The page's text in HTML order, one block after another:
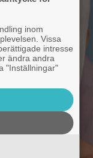
inom
Vissa
intresse
ändra andra
"Inställningar"